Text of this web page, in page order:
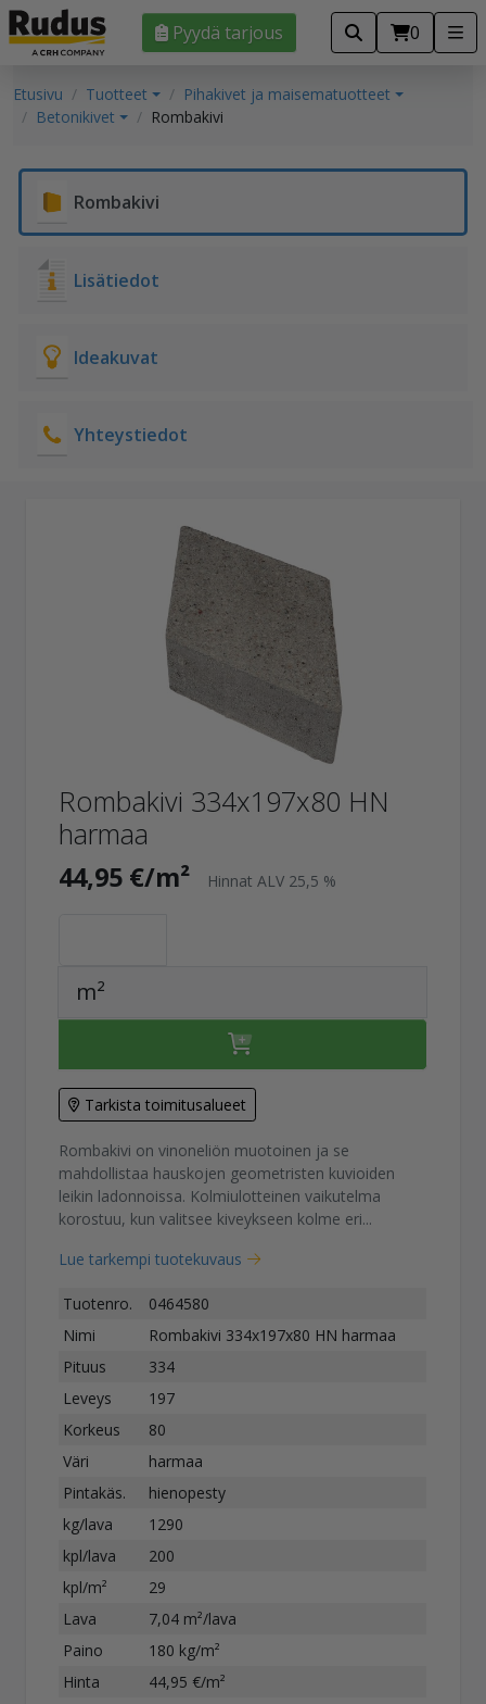
Pyydä tarjous 0
Etusivu Tuotteet
Pihakivet ja maisematuotteet
Betonikivet
Rombakivi
Rombakivi
Lisätiedot
Ideakuvat
Yhteystiedot
Rombakivi 334x197x80 HN
harmaa
44,95 €/m² Hinnat ALV 25,5 %
m²
Tarkista toimitusalueet
Rombakivi on vinoneliön muotoinen ja se
mahdollistaa hauskojen geometristen kuvioiden
leikin ladonnoissa. Kolmiulotteinen vaikutelma
korostuu, kun valitsee kiveykseen kolme eri...
Lue tarkempi tuotekuvaus
Tuotenro.
0464580
Nimi
Rombakivi 334x197x80 HN harmaa
Pituus
334
Leveys
197
Korkeus
80
Väri
harmaa
Pintakäs.
hienopesty
kg/lava
1290
kpl/lava
200
kpl/m²
29
Lava
7,04 m²/lava
Paino
180 kg/m²
Hinta
44,95 €/m²